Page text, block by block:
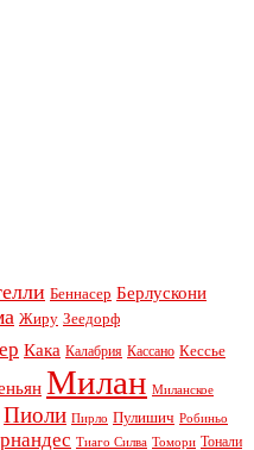
Беннасер Берлускони
Жиру Зеедорф
Кака Калабрия Кассано Кессье
Милан Миланское
Пиоли Пирло Пулишич Робиньо
Тиаго Силва Томори Тонали